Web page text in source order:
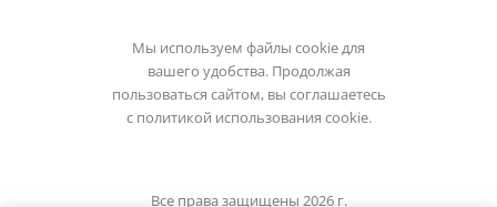
Мы используем файлы cookie для
вашего удобства. Продолжая
пользоваться сайтом, вы соглашаетесь
с политикой использования cookie.
Все права защищены 2026 г.